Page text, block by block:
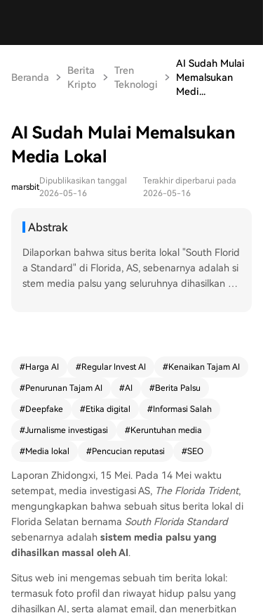
Beranda
Berita
Kripto
Tren
Teknologi
AI Sudah Mulai
Memalsukan
Medi...
AI Sudah Mulai Memalsukan
Media Lokal
marsbit
Dipublikasikan tanggal
2026-05-16
Terakhir diperbarui pada
2026-05-16
Abstrak
Dilaporkan bahwa situs berita lokal "South Florid
a Standard" di Florida, AS, sebenarnya adalah si
stem media palsu yang seluruhnya dihasilkan ol
nvestigasi oleh "Florida Trident" mengungkap b
setidaknya 17 situs web berita serupa yang dijal
ankan oleh pihak yang sama, diduga terkait den
overability Company. Chapin, yang memiliki cata
tan penipuan, mengaku membangun situs-situs
ini sebagai "eksperimen" untuk membangun otor
itas tema geografis di mesin pencari. Biaya pem
buatannya sangat murah, hanya membutuhkan
domain seharga $10 dan prompt AI untuk mem
buat situs "berita lokal" beserta kontennya dala
m 15 menit. Kasus ini menyoroti ancaman "pink s
n AI, yang jumlahnya di AS bahkan telah melebi
hi surat kabar harian lokal asli. Pakar mempering
atkan bahwa praktik semacam ini tidak hanya m
#Harga AI #Regular Invest AI #Kenaikan Tajam AI
#Penurunan Tajam AI #AI #Berita Palsu
#Deepfake #Etika digital #Informasi Salah
#Jurnalisme investigasi #Keruntuhan media
#Media lokal #Pencucian reputasi #SEO
Laporan Zhidongxi, 15 Mei. Pada 14 Mei waktu
setempat, media investigasi AS, The Florida Trident,
mengungkapkan bahwa sebuah situs berita lokal di
Florida Selatan bernama South Florida Standard
sebenarnya adalah sistem media palsu yang
dihasilkan massal oleh AI.
Situs web ini mengemas sebuah tim berita lokal:
termasuk foto profil dan riwayat hidup palsu yang
dihasilkan AI, serta alamat email, dan menerbitkan